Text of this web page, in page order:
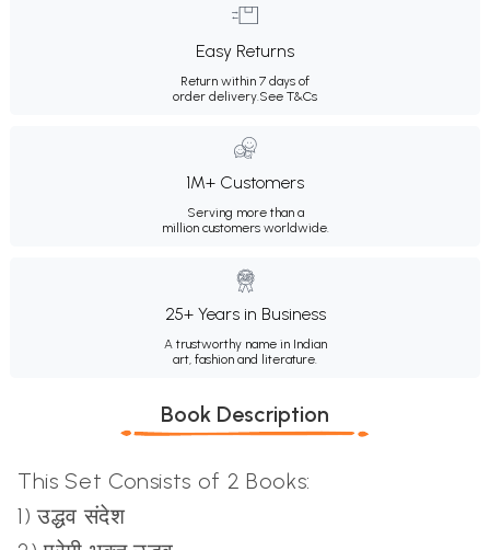
Easy Returns
Return within 7 days of
order delivery.See T&Cs
1M+ Customers
Serving more than a
million customers worldwide.
25+ Years in Business
A trustworthy name in Indian
art, fashion and literature.
Book Description
This Set Consists of 2 Books:
1) उद्धव संदेश